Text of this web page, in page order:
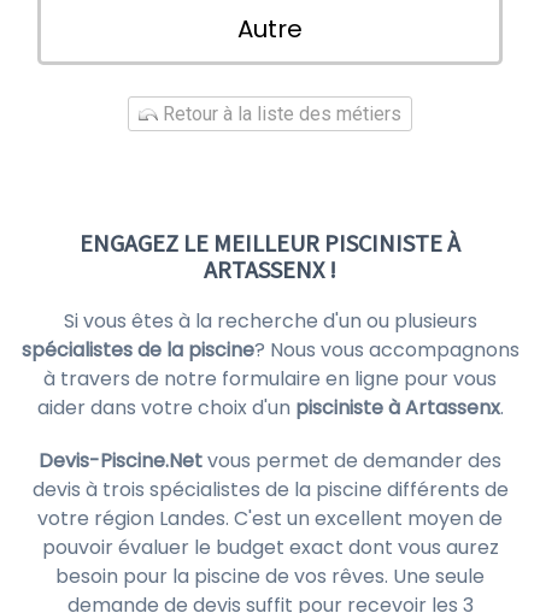
Autre
Retour à la liste des métiers
ENGAGEZ LE MEILLEUR PISCINISTE À
ARTASSENX !
Si vous êtes à la recherche d'un ou plusieurs
spécialistes de la piscine? Nous vous accompagnons
à travers de notre formulaire en ligne pour vous
aider dans votre choix d'un pisciniste à Artassenx.
Devis-Piscine.Netvous permet de demander des
devis à trois spécialistes de la piscine différents de
votre région Landes. C'est un excellent moyen de
pouvoir évaluer le budget exact dont vous aurez
besoin pour la piscine de vos rêves. Une seule
demande de devis suffit pour recevoir les 3